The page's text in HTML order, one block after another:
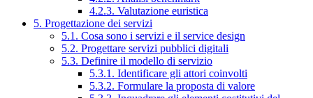
4.2.3. Valutazione euristica
5. Progettazione dei servizi
5.1. Cosa sono i servizi e il service design
5.2. Progettare servizi pubblici digitali
5.3. Definire il modello di servizio
5.3.1. Identificare gli attori coinvolti
5.3.2. Formulare la proposta di valore